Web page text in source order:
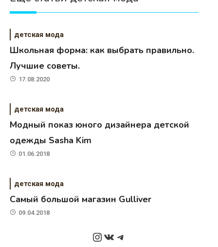
детская мода
Школьная форма: как выбрать правильно.
Лучшие советы.
17.08.2020
детская мода
Модный показ юного дизайнера детской
одежды Sasha Kim
01.06.2018
детская мода
Самый большой магазин Gulliver
09.04.2018
Instagram
ВКонтакте
Telegram